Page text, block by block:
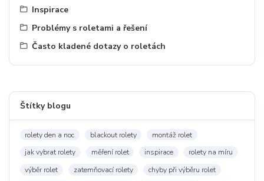
Inspirace
Problémy s roletami a řešení
Často kladené dotazy o roletách
Štítky blogu
rolety den a noc blackout rolety
montáž rolet
jak vybrat rolety
měření rolet inspirace
rolety na míru
výběr rolet
zatemňovací rolety
chyby při výběru rolet